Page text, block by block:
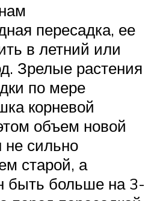
пересадка, ее
в летний или
Зрелые растения
по мере
корневой
объем новой
не сильно
старой, а
быть больше на 3-